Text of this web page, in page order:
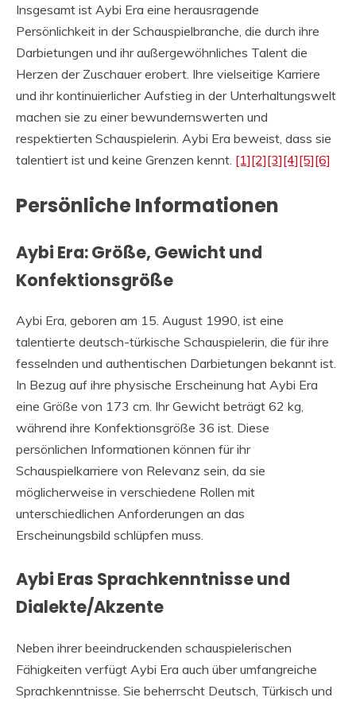
Insgesamt ist Aybi Era eine herausragende
Persönlichkeit in der Schauspielbranche, die durch ihre
Darbietungen und ihr außergewöhnliches Talent die
Herzen der Zuschauer erobert. Ihre vielseitige Karriere
und ihr kontinuierlicher Aufstieg in der Unterhaltungswelt
machen sie zu einer bewundernswerten und
respektierten Schauspielerin. Aybi Era beweist, dass sie
talentiert ist und keine Grenzen kennt. [1][2][3][4][5][6]
Persönliche Informationen
Aybi Era: Größe, Gewicht und
Konfektionsgröße
Aybi Era, geboren am 15. August 1990, ist eine
talentierte deutsch-türkische Schauspielerin, die für ihre
fesselnden und authentischen Darbietungen bekannt ist.
In Bezug auf ihre physische Erscheinung hat Aybi Era
eine Größe von 173 cm. Ihr Gewicht beträgt 62 kg,
während ihre Konfektionsgröße 36 ist. Diese
persönlichen Informationen können für ihr
Schauspielkarriere von Relevanz sein, da sie
möglicherweise in verschiedene Rollen mit
unterschiedlichen Anforderungen an das
Erscheinungsbild schlüpfen muss.
Aybi Eras Sprachkenntnisse und
Dialekte/Akzente
Neben ihrer beeindruckenden schauspielerischen
Fähigkeiten verfügt Aybi Era auch über umfangreiche
Sprachkenntnisse. Sie beherrscht Deutsch, Türkisch und